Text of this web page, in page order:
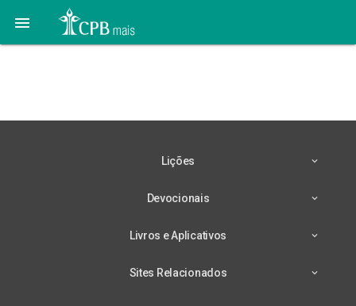

Lições
Devocionais
Livros e Aplicativos
Sites Relacionados